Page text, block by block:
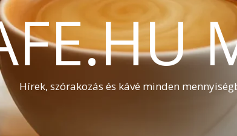
Hírek, szórakozás és kávé minden